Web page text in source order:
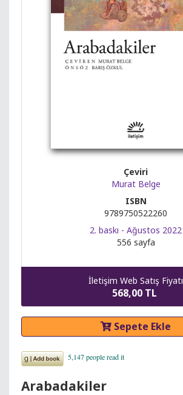
Çeviri
Murat Belge
ISBN
9789750522260
2. baskı - Ağustos 2022
556 sayfa
İletişim Web Satış Fiyatı
568,00 TL
Sepete Ekle
Arabadakiler